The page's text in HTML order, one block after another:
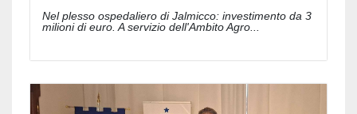
Nel plesso ospedaliero di Jalmicco: investimento da 3
milioni di euro. A servizio dell'Ambito Agro...